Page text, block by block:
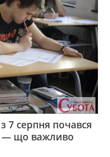
7 серпня почався
— що важливо